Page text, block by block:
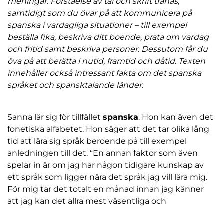
samtidigt som du övar på att kommunicera på
spanska i vardagliga situationer – till exempel
beställa fika, beskriva ditt boende, prata om vardag
och fritid samt beskriva personer. Dessutom får du
öva på att berätta i nutid, framtid och dåtid. Texten
innehåller också intressant fakta om det spanska
språket och spansktalande länder.
Sanna lär sig för tillfället spanska. Hon kan även det
fonetiska alfabetet. Hon säger att det tar olika lång
tid att lära sig språk beroende på till exempel
anledningen till det. “En annan faktor som även
spelar in är om jag har någon tidigare kunskap av
ett språk som ligger nära det språk jag vill lära mig.
För mig tar det totalt en månad innan jag känner
att jag kan det allra mest väsentliga och